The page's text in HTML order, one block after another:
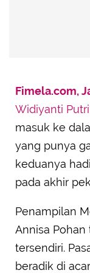
Fimela.com,
Widiyanti
masuk ke
yang punya
keduanya
pada akhir
Penampilan
Annisa
tersendiri.
beradik di